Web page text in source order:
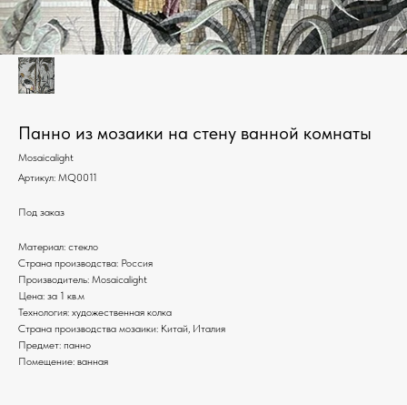
Панно из мозаики на стену ванной комнаты
Mosaicalight
Артикул: MQ0011
Под заказ
Материал: стекло
Страна производства: Россия
Производитель: Mosaicalight
Цена: за 1 кв.м
Технология: художественная колка
Страна производства мозаики: Китай, Италия
Предмет: панно
Помещение: ванная